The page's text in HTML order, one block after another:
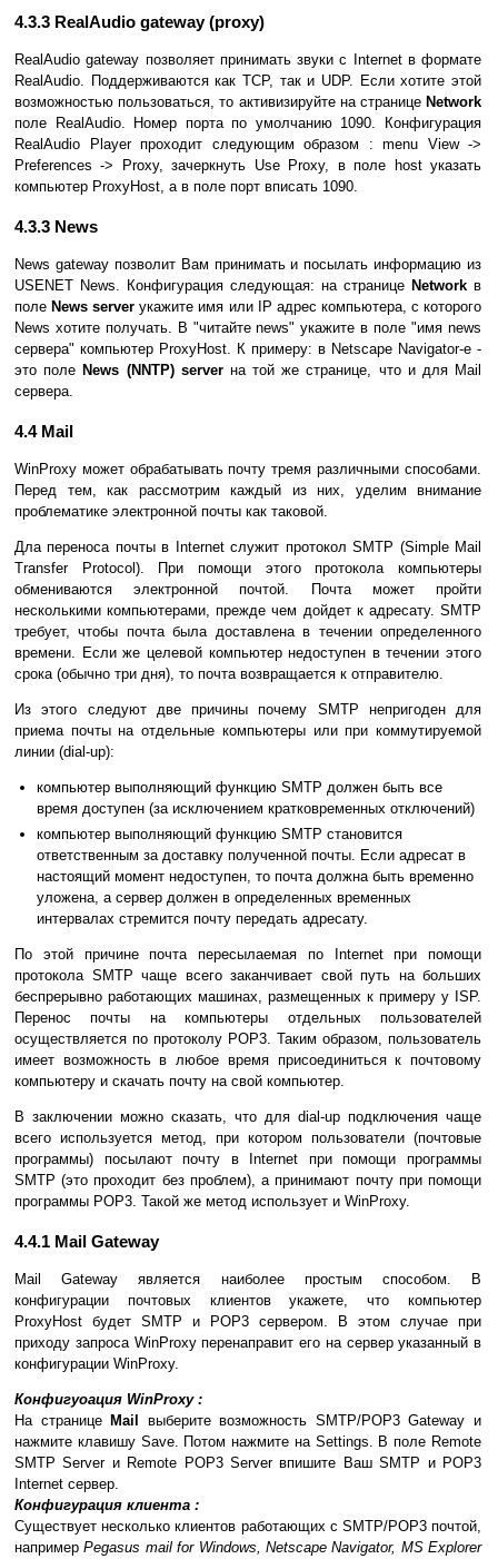
4.3.3 RealAudio gateway (proxy)
RealAudio gateway позволяет принимать звуки с Internet в формате
RealAudio. Поддерживаются как TCP, так и UDP. Если хотите этой
возможностью пользоваться, то активизируйте на странице Network
поле RealAudio. Номер порта по умолчанию 1090. Конфигурация
RealAudio Player проходит следующим образом : menu View ->
Preferences -> Proxy, зачеркнуть Use Proxy, в поле host указать
компьютер ProxyHost, а в поле порт вписать 1090.
4.3.3 News
News gateway позволит Вам принимать и посылать информацию из
USENET News. Конфигурация следующая: на странице Network в
поле News server укажите имя или IP адрес компьютера, с которого
News хотите получать. В "читайте news" укажите в поле "имя news
сервера" компьютер ProxyHost. К примеру: в Netscape Navigator-е -
это поле News (NNTP) serverна той же странице, что и для Mail
сервера.
4.4 Mail
WinProxy может обрабатывать почту тремя различными способами.
Перед тем, как рассмотрим каждый из них, уделим внимание
проблематике электронной почты как таковой.
Дла переноса почты в Internet служит протокол SMTP (Simple Mail
Transfer Protocol). При помощи этого протокола компьютеры
обмениваются электронной почтой. Почта может пройти
несколькими компьютерами, прежде чем дойдет к адресату. SMTP
требует, чтобы почта была доставлена в течении определенного
времени. Если же целевой компьютер недоступен в течении этого
срока (обычно три дня), то почта возвращается к отправителю.
Из этого следуют две причины почему SMTP непригоден для
приема почты на отдельные компьютеры или при коммутируемой
линии (dial-up):
компьютер выполняющий функцию SMTP должен быть все
время доступен (за исключением кратковременных отключений)
компьютер выполняющий функцию SMTP становится
ответственным за доставку полученной почты. Если адресат в
настоящий момент недоступен, то почта должна быть временно
уложена, а сервер должен в определенных временных
интервалах стремится почту передать адресату.
По этой причине почта пересылаемая по Internet при помощи
протокола SMTP чаще всего заканчивает свой путь на больших
беспрерывно работающих машинах, размещенных к примеру у ISP.
Перенос почты на компьютеры отдельных пользователей
осуществляется по протоколу POP3. Таким образом, пользователь
имеет возможность в любое время присоединиться к почтовому
компьютеру и скачать почту на свой компьютер.
В заключении можно сказать, что для dial-up подключения чаще
всего используется метод, при котором пользователи (почтовые
программы) посылают почту в Internet при помощи программы
SMTP (это проходит без проблем), а принимают почту при помощи
программы POP3. Такой же метод использует и WinProxy.
4.4.1 Mail Gateway
Mail Gateway является наиболее простым способом. В
конфигурации почтовых клиентов укажете, что компьютер
ProxyHost будет SMTP и POP3 сервером. В этом случае при
приходу запроса WinProxy перенаправит его на сервер указанный в
конфигурации WinProxy.
Конфигуоация WinProxy :
На странице Mail
выберите возможность SMTP/POP3 Gateway и
нажмите клавишу Save. Потом нажмите на Settings. В поле Remote
SMTP Server и Remote POP3 Server впишите Ваш SMTP и POP3
Internet сервер.
Конфигурация клиента :
Существует несколько клиентов работающих с SMTP/POP3 почтой,
напримерPegasus mail for Windows, Netscape Navigator, MS Explorer